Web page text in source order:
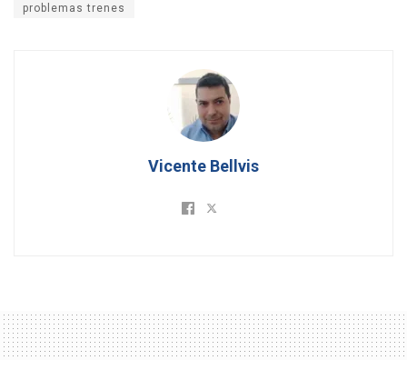
problemas trenes
Vicente Bellvis